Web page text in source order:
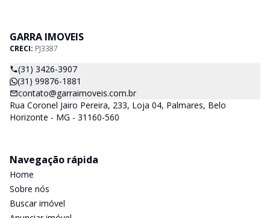
GARRA IMOVEIS
CRECI: PJ3387
(31) 3426-3907
(31) 99876-1881
contato@garraimoveis.com.br
Rua Coronel Jairo Pereira, 233, Loja 04, Palmares, Belo
Horizonte - MG - 31160-560
Navegação rápida
Home
Sobre nós
Buscar imóvel